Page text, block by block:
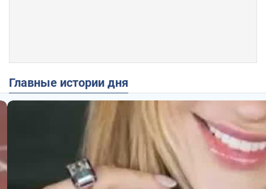
Главные истории дня